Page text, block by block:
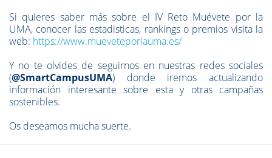
Si quieres saber más sobre el IV Reto Muévete por la
UMA, conocer las estadisticas, rankings o premios visita la
web: https://www.mueveteporlauma.es/
Y no te olvides de seguirnos en nuestras redes sociales
(@SmartCampusUMA) donde iremos actualizando
información interesante sobre esta y otras campañas
sostenibles.
Os deseamos mucha suerte.